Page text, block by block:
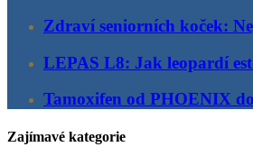
Zdraví seniorních koček:
LEPAS L8: Jak leopardí
Tamoxifen od PHOENIX
Zajímavé kategorie